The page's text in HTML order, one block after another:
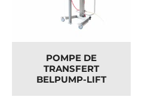
POMPE DE
TRANSFERT
BELPUMP-LIFT